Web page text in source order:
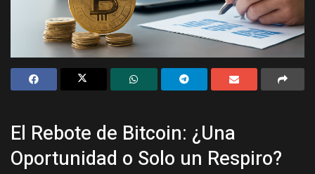
El Rebote de Bitcoin: ¿Una
Oportunidad o Solo un Respiro?